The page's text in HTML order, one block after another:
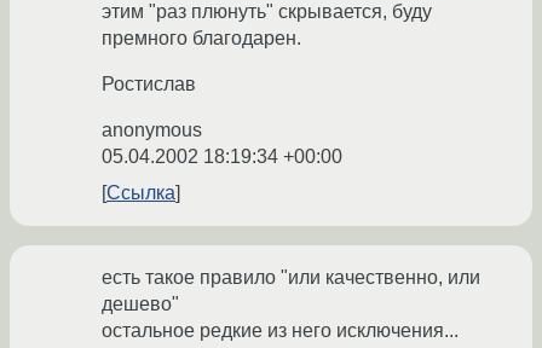
этим "раз плюнуть" скрывается, буду
премного благодарен.
Ростислав
anonymous
05.04.2002 18:19:34 +00:00
Ссылка
есть такое правило "или качественно, или
дешево"
остальное редкие из него исключения...